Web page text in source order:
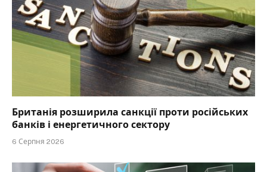
Британія розширила санкції проти російських
банків і енергетичного сектору
6 Серпня 2026